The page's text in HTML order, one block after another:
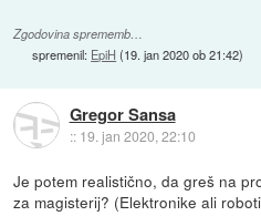
Zgodovina sprememb…
spremenil: EpiH (19. jan 2020 ob 21:42)
Gregor Sansa
:: 19. jan 2020, 22:10
Je potem realistično, da greš na
za magisterij? (Elektronike ali